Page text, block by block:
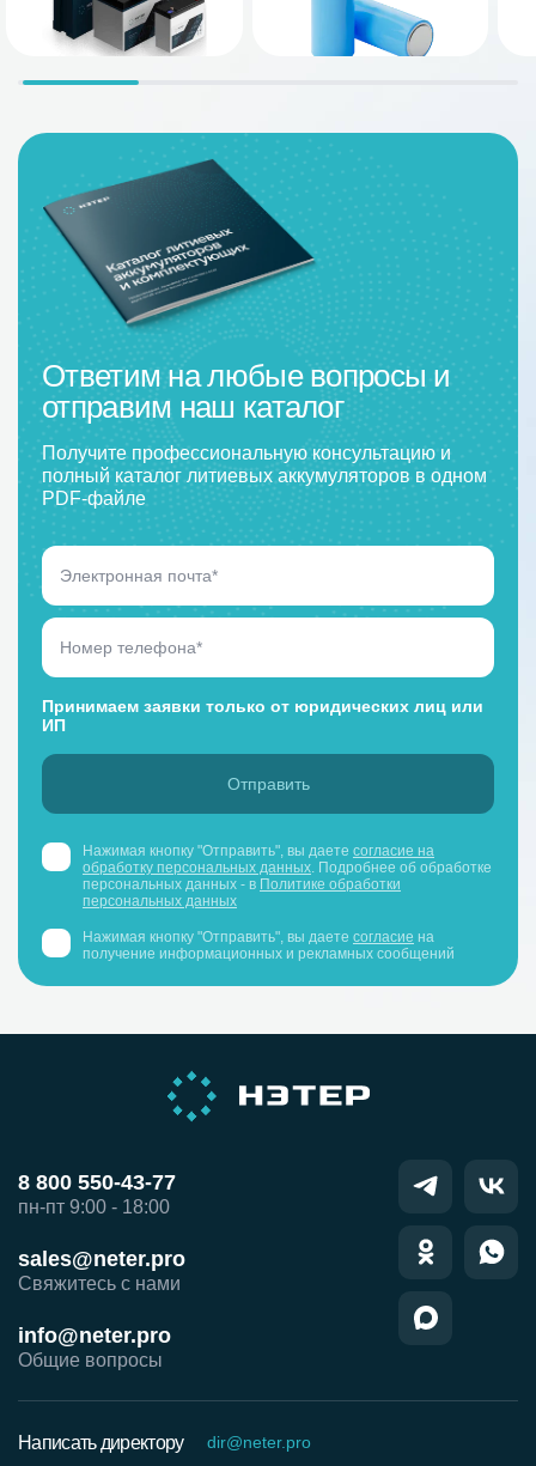
Ответим на любые вопросы и
отправим наш каталог
Получите профессиональную консультацию и
полный каталог литиевых аккумуляторов в одном
PDF-файле
Принимаем заявки только от юридических лиц или
ИП
Нажимая кнопку "Отправить", вы даете согласие на
обработку персональных данных . Подробнее об обработке
персональных данных - в Политике обработки
персональных данных
Нажимая кнопку "Отправить", вы даете согласие на
получение информационных и рекламных сообщений
8 800 550-43-77
пн-пт 9:00 - 18:00
sales@neter.pro
Свяжитесь с нами
info@neter.pro
Общие вопросы
Написать директору
dir@neter.pro